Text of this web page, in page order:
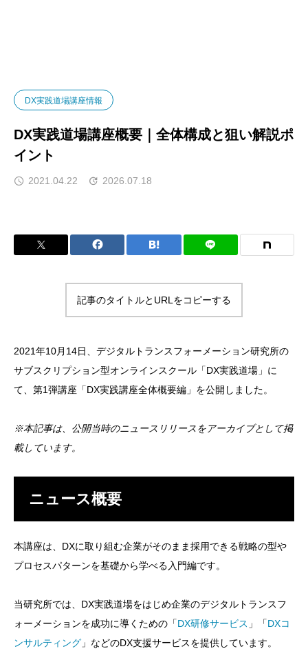
DX実践道場講座情報
DX実践道場講座概要｜全体構成と狙い解説ポ
イント
2021.04.22 2026.07.18
記事のタイトルとURLをコピーする
2021年10月14日、デジタルトランスフォーメーション研究所の
サブスクリプション型オンラインスクール「DX実践道場」に
て、第1弾講座「DX実践講座全体概要編」を公開しました。
※本記事は、公開当時のニュースリリースをアーカイブとして掲
載しています。
ニュース概要
本講座は、DXに取り組む企業がそのまま採用できる戦略の型や
プロセスパターンを基礎から学べる入門編です。
当研究所では、DX実践道場をはじめ企業のデジタルトランスフ
ォーメーションを成功に導くための「DX研修サービス 」「DXコ
ンサルティング 」などのDX支援サービスを提供しています。